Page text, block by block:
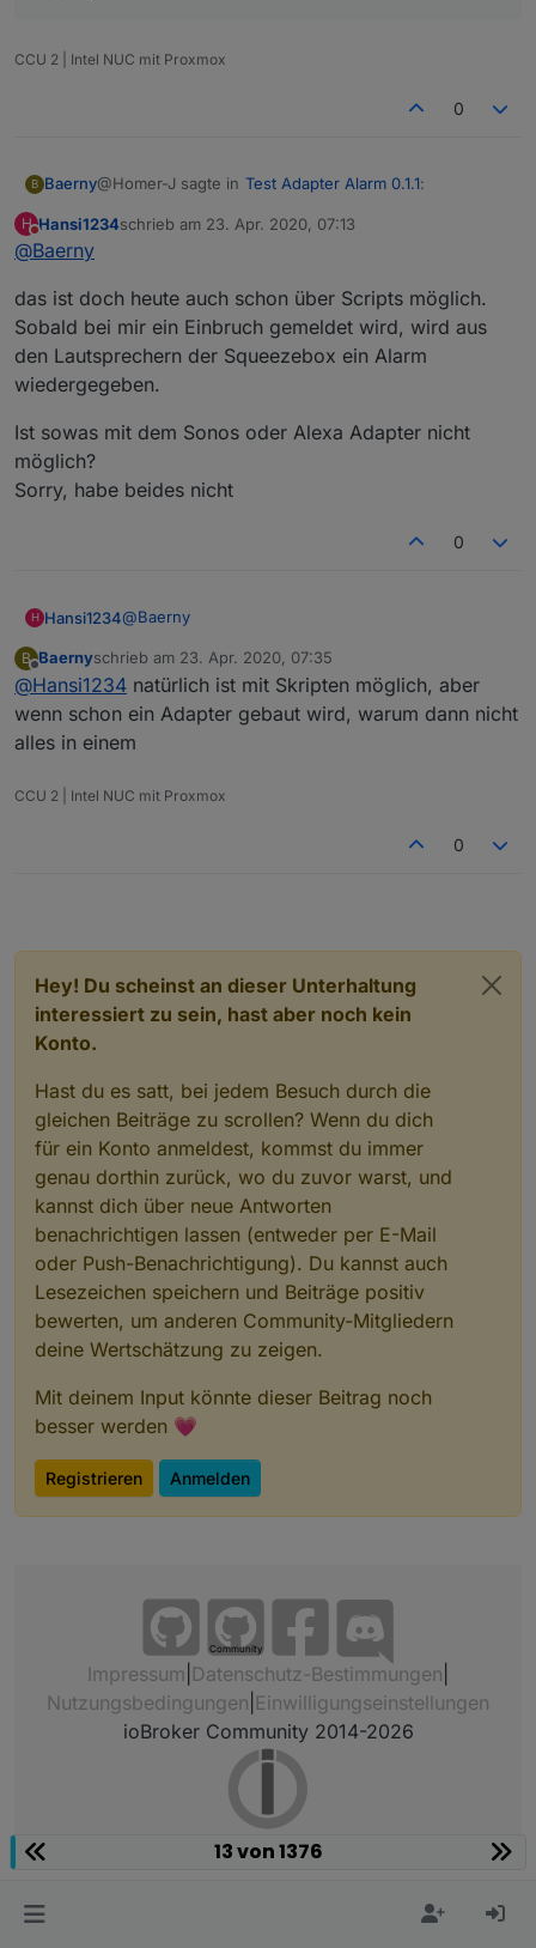
CCU 2 | Intel NUC mit Proxmox
0
B Baerny@Homer-J sagte in Test Adapter Alarm 0.1.1:
dann darüber eine Sprachausgabe bei
Veränderung ausgeben kann ist Perfekt.
@blauholsten und @Homer-J
Wäre es nicht besser das ganze etwas neutraler
zu machen ( ob das möglich ist, weis ich nicht)
könnte
H
Nicht stören
Hansi1234schrieb am 23. Apr. 2020, 07:13
zuletzt editiert von
@Baerny
das ist doch heute auch schon über Scripts möglich.
Sobald bei mir ein Einbruch gemeldet wird, wird aus
den Lautsprechern der Squeezebox ein Alarm
wiedergegeben.
Ist sowas mit dem Sonos oder Alexa Adapter nicht
möglich?
Sorry, habe beides nicht
0
H Hansi1234@Baerny
das ist doch heute auch schon über Scripts
möglich. Sobald bei mir ein Einbruch gemeldet wird,
wird aus den Lautsprechern der Squeezebox ein
Alarm wiedergegeben.
Ist sowas mit dem Sonos oder Alexa Adapter nicht
Sorry, habe beides nicht
B
Offline
Baernyschrieb am 23. Apr. 2020, 07:35
zuletzt editiert von
@Hansi1234 natürlich ist mit Skripten möglich, aber
wenn schon ein Adapter gebaut wird, warum dann nicht
alles in einem
CCU 2 | Intel NUC mit Proxmox
0
Hey! Du scheinst an dieser Unterhaltung
interessiert zu sein, hast aber noch kein
Konto.
Hast du es satt, bei jedem Besuch durch die
gleichen Beiträge zu scrollen? Wenn du dich
für ein Konto anmeldest, kommst du immer
genau dorthin zurück, wo du zuvor warst, und
kannst dich über neue Antworten
benachrichtigen lassen (entweder per E-Mail
oder Push-Benachrichtigung). Du kannst auch
Lesezeichen speichern und Beiträge positiv
bewerten, um anderen Community-Mitgliedern
deine Wertschätzung zu zeigen.
Mit deinem Input könnte dieser Beitrag noch
besser werden 💗
Registrieren Anmelden
Community
Impressum Datenschutz-Bestimmungen
Nutzungsbedingungen Einwilligungseinstellungen
ioBroker Community 2014-2026
13 von 1376